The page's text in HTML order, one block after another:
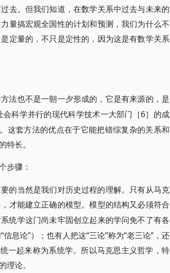
去。但我们知道，在数学关系中过去与未来的
量搞宏观全国性的计划和预测，我们为什么不
定量的，不只是定性的，因为这是有数学关系
法也不是一朝一夕形成的，它是有来源的，是
科学并行的现代科学技术一大部门［6］的成
这套方法的优点在于它能把错综复杂的关系和
长。
步骤：
的当然是我们对历史过程的理解。只有从马克
才能建立正确的模型。模型的结构又必须符合
统学这门尚未牢固创立起来的学问免不了有各
息论”）；也有人把这“三论”称为“老三论”，还
一起来称为系统学。所以马克思主义哲学，特
论。